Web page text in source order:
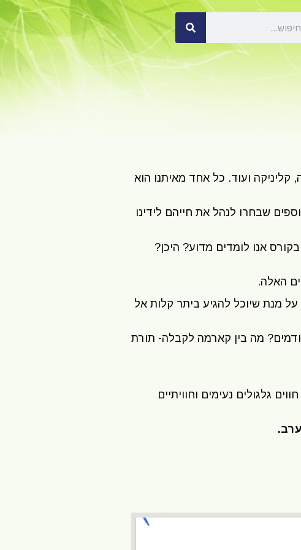
ועוד. כל אחד מאיתנו הוא
שבחרו לנהל את חייהם לידינו
אנו לומדים מדוע? היכן?
האלה.
מנת שיוכל להגיע ביתר קלות אל
מה בין קארמה לקבלה- תורת
גלגולים נעימים וחוויתיים